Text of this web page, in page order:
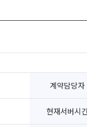
계약담당자
현재서버시